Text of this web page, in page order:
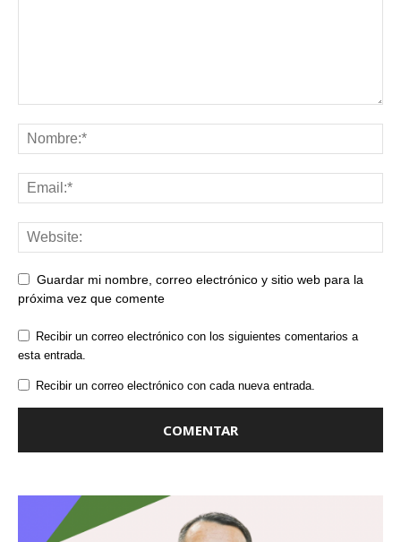
Guardar mi nombre, correo electrónico y sitio web para la
próxima vez que comente
Recibir un correo electrónico con los siguientes comentarios a
esta entrada.
Recibir un correo electrónico con cada nueva entrada.